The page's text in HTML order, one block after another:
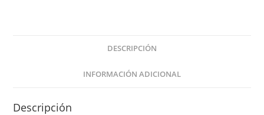
DESCRIPCIÓN
INFORMACIÓN ADICIONAL
Descripción